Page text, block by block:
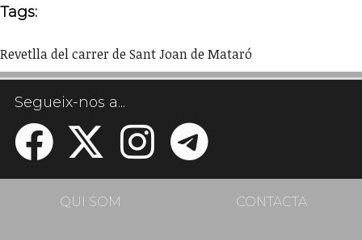
Tags:
Revetlla del carrer de Sant Joan de Mataró
Segueix-nos a...
QUI SOM CONTACTA